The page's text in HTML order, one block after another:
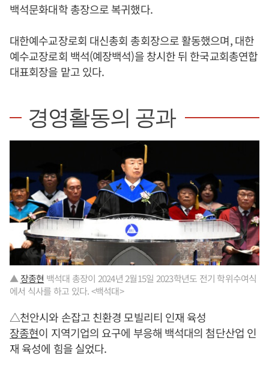
백석문화대학 총장으로 복귀했다.
대한예수교장로회 대신총회 총회장으로 활동했으며, 대한
예수교장로회 백석(예장백석)을 창시한 뒤 한국교회총연합
대표회장을 맡고 있다.
경영활동의 공과
▲ 장종현 백석대 총장이 2024년 2월15일 2023학년도 전기 학위수여식
에서 식사를 하고 있다. <백석대>
△천안시와 손잡고 친환경 모빌리티 인재 육성
장종현이 지역기업의 요구에 부응해 백석대의 첨단산업 인
재 육성에 힘을 실었다.